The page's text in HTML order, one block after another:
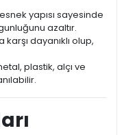
yapısı sayesinde
azaltır.
karşı dayanıklı olup,
plastik, alçı ve